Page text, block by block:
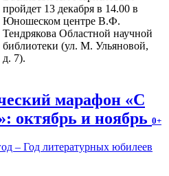
пройдет 13 декабря в 14.00 в
Юношеском центре В.Ф.
Тендрякова Областной научной
библиотеки (ул. М. Ульяновой,
д. 7).
марафон «С
октябрь и ноябрь 0+
– Год литературных юбилеев